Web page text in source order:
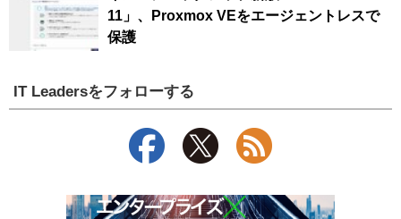
11」、Proxmox VEをエージェントレスで
保護
IT Leadersをフォローする